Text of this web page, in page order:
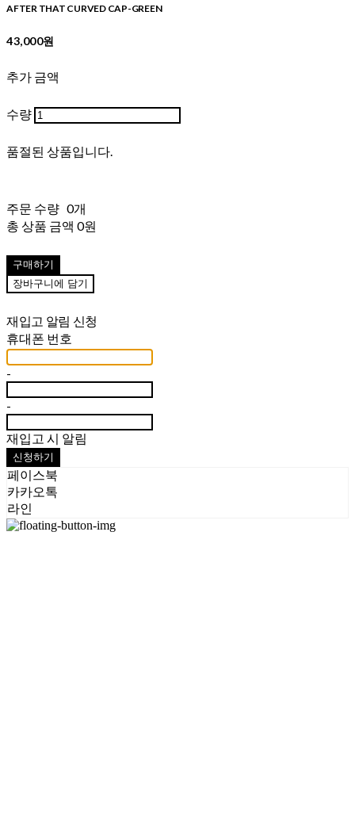
AFTER THAT CURVED CAP-GREEN
43,000원
추가 금액
수량
품절된 상품입니다.
주문 수량 0개
총 상품 금액 0원
구매하기
장바구니에 담기
재입고 알림 신청
휴대폰 번호
-
-
재입고 시 알림
신청하기
페이스북
카카오톡
라인